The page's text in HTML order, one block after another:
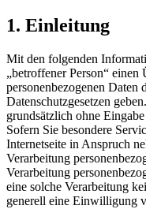
1. Einleitung
Mit den folgenden
„betroffener Person“
personenbezogenen Daten
Datenschutzgesetzen
grundsätzlich ohne
Sofern Sie besondere
Internetseite in Anspruch
Verarbeitung
Verarbeitung
eine solche Verarbeitung
generell eine Einwilligung